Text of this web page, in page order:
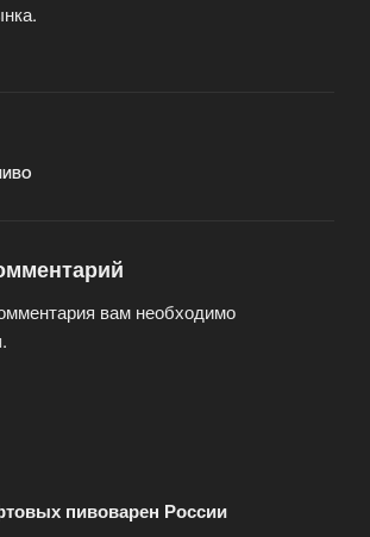
вам необходимо
.
пивоварен России